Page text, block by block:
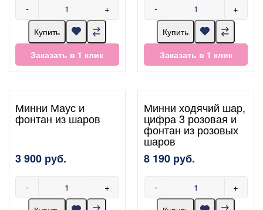
- +
Купить
Заказать в 1 клик
- +
Купить
Заказать в 1 клик
Минни Маус и
фонтан из шаров
3 900 руб.
- +
Минни ходячий шар,
цифра 3 розовая и
фонтан из розовых
шаров
8 190 руб.
- +